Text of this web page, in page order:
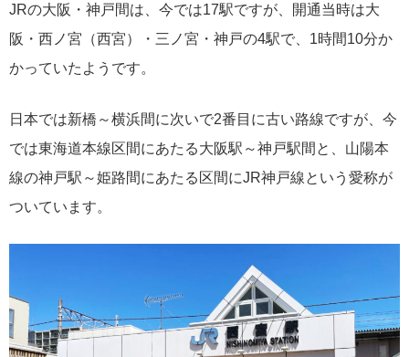
JRの大阪・神戸間は、今では17駅ですが、開通当時は大
阪・西ノ宮（西宮）・三ノ宮・神戸の4駅で、1時間10分か
かっていたようです。
日本では新橋～横浜間に次いで2番目に古い路線ですが、今
では東海道本線区間にあたる大阪駅～神戸駅間と、山陽本
線の神戸駅～姫路間にあたる区間にJR神戸線という愛称が
ついています。